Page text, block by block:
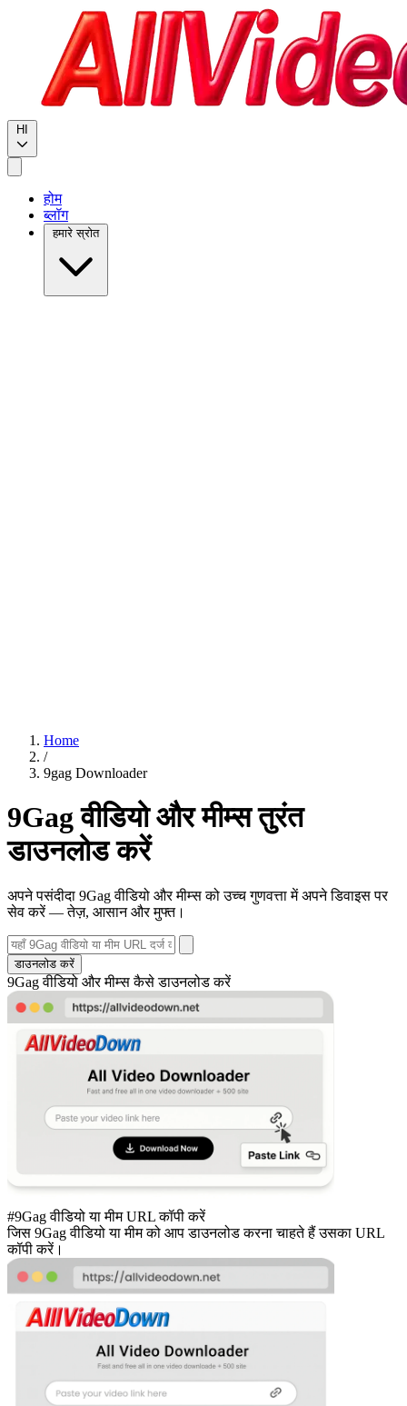
HI
होम
ब्लॉग
हमारे स्रोत
Home
/
9gag Downloader
9Gag वीडियो और मीम्स तुरंत
डाउनलोड करें
अपने पसंदीदा 9Gag वीडियो और मीम्स को उच्च गुणवत्ता में अपने डिवाइस पर
सेव करें — तेज़, आसान और मुफ्त।
डाउनलोड करें
9Gag वीडियो और मीम्स कैसे डाउनलोड करें
#9Gag वीडियो या मीम URL कॉपी करें
जिस 9Gag वीडियो या मीम को आप डाउनलोड करना चाहते हैं उसका URL
कॉपी करें।